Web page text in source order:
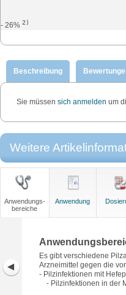
- 26% 2)
Beschreibung
Sie müssensich anmelden um
Weitere
Anwendungs-
bereiche
Anwendung
Es gibt verschiedene
Arzneimittel gegen die
- Pilzinfektionen mit
- Pilzinfektionen in der